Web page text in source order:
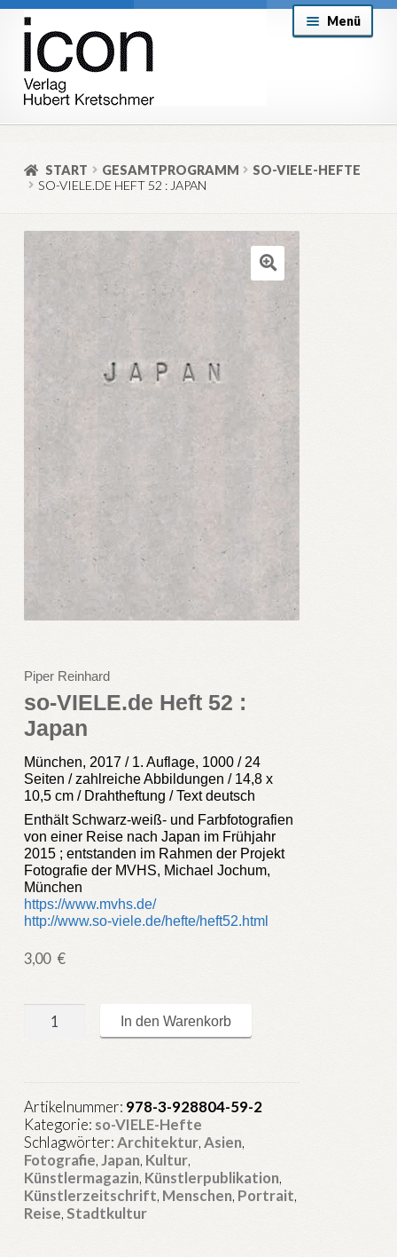
Zur
Navigation
springen
Zum
Inhalt
springen
Menü
About
Versand & Lieferung
Aktuell
START GESAMTPROGRAMM
SO-VIELE-HEFTE
SO-VIELE.DE HEFT 52 : JAPAN
Piper Reinhard
so-VIELE.de Heft 52 :
Japan
München, 2017 / 1. Auflage, 1000 / 24
Seiten / zahlreiche Abbildungen / 14,8 x
10,5 cm / Drahtheftung / Text deutsch
Enthält Schwarz-weiß- und Farbfotografien
von einer Reise nach Japan im Frühjahr
2015 ; entstanden im Rahmen der Projekt
Fotografie der MVHS, Michael Jochum,
München
https://www.mvhs.de/
http://www.so-viele.de/hefte/heft52.html
3,00 €
Japan
Menge
In den Warenkorb
Artikelnummer: 978-3-928804-59-2
Kategorie: so-VIELE-Hefte
Schlagwörter:Architektur,Asien,
Fotografie,Japan, Kultur,
Künstlermagazin, Künstlerpublikation,
Künstlerzeitschrift, Menschen, Portrait,
Reise,Stadtkultur